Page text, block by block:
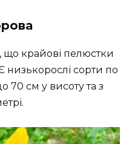
що крайові пелюстки
низькорослі сорти по
70 см у висоту та з